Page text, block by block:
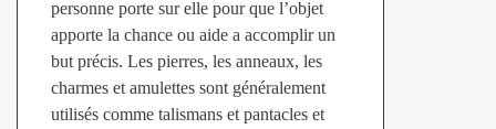
personne porte sur elle pour que l’objet
apporte la chance ou aide a accomplir un
but précis. Les pierres, les anneaux, les
charmes et amulettes sont généralement
utilisés comme talismans et pantacles et